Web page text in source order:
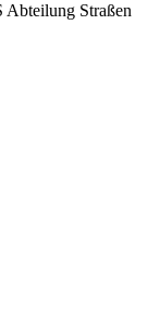
Abteilung Straßen